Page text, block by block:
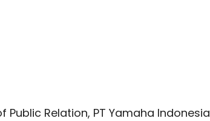
Relation, PT Yamaha Indonesia